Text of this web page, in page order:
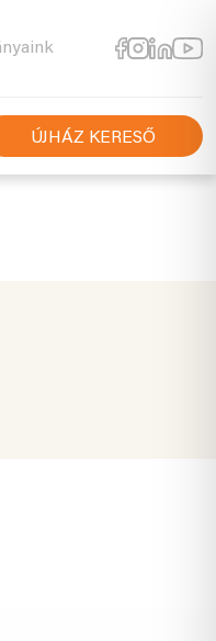
ÚJHÁZ KERESŐ